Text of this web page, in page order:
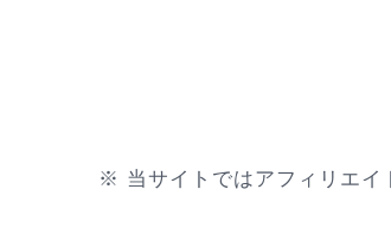
※ 当サイトではアフィリエイ